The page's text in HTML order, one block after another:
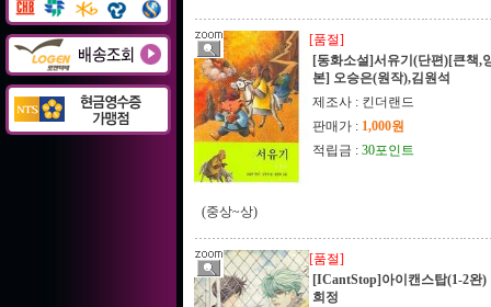
[품절]
[동화소설]서유기(단편)[큰책,
본] 오승은(원작),김원석
제조사 : 킨더랜드
판매가 : 1,000원
적립금 : 30포인트
(중상~상)
[품절]
[ICantStop]아이캔스탑(1-2완)
희정